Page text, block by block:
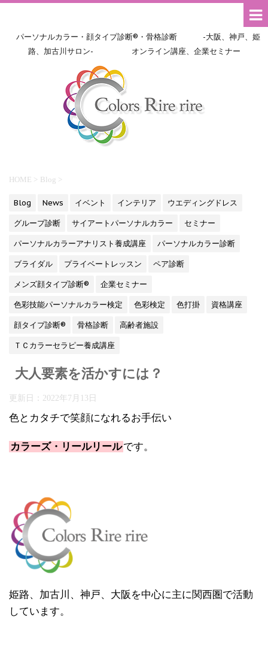
パーソナルカラー・顔タイプ診断®・骨格診断 -大阪、神戸、姫
路、加古川サロン- オンライン講座、企業セミナー
HOME > Blog >
Blog News イベント インテリア
ウエディングドレス
グループ診断
サイアートパーソナルカラー
セミナー
パーソナルカラーアナリスト養成講座
パーソナルカラー診断
ブライダル
プライベートレッスン
ペア診断
メンズ顔タイプ診断®
企業セミナー
色彩技能パーソナルカラー検定
色彩検定 色打掛
資格講座
顔タイプ診断®
骨格診断
高齢者施設
ＴＣカラーセラピー養成講座
大人要素を活かすには？
更新日： 2022年7月13日
色とカタチで笑顔になれるお手伝い
カラーズ・リールリールです。
姫路、加古川、神戸、大阪を中心に主に関西圏で活動
しています。